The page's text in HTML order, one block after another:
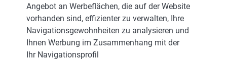
Angebot an Werbeflächen, die auf der Website
vorhanden sind, effizienter zu verwalten, Ihre
Navigationsgewohnheiten zu analysieren und
Ihnen Werbung im Zusammenhang mit der
Ihr Navigationsprofil